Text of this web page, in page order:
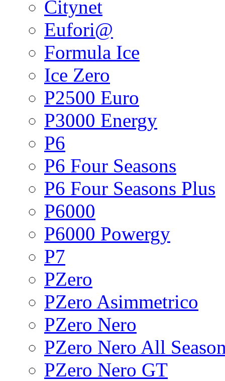
Citynet
Eufori@
Formula Ice
Ice Zero
P2500 Euro
P3000 Energy
P6
P6 Four Seasons
P6 Four Seasons Plus
P6000
P6000 Powergy
P7
PZero
PZero Asimmetrico
PZero Nero
PZero Nero All
PZero Nero GT